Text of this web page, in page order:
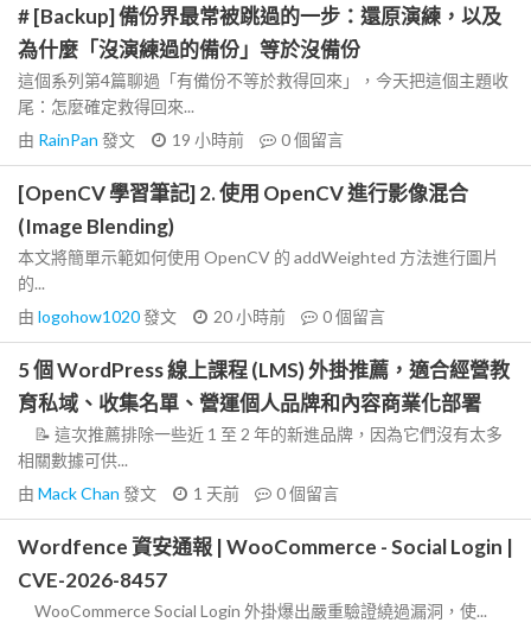
# [Backup] 備份界最常被跳過的一步：還原演練，以及
為什麼「沒演練過的備份」等於沒備份
這個系列第4篇聊過「有備份不等於救得回來」，今天把這個主題收
尾：怎麼確定救得回來...
由 RainPan 發文 19 小時前 0個留言
[OpenCV 學習筆記] 2. 使用 OpenCV 進行影像混合
(Image Blending)
本文將簡單示範如何使用 OpenCV 的 addWeighted 方法進行圖片
的...
由 logohow1020發文 20 小時前 0個留言
5 個 WordPress 線上課程 (LMS) 外掛推薦，適合經營教
育私域、收集名單、營運個人品牌和內容商業化部署
📝 這次推薦排除一些近 1 至 2 年的新進品牌，因為它們沒有太多
相關數據可供...
由 Mack Chan 發文 1 天前 0個留言
Wordfence 資安通報 | WooCommerce - Social Login |
CVE-2026-8457
WooCommerce Social Login 外掛爆出嚴重驗證繞過漏洞，使...